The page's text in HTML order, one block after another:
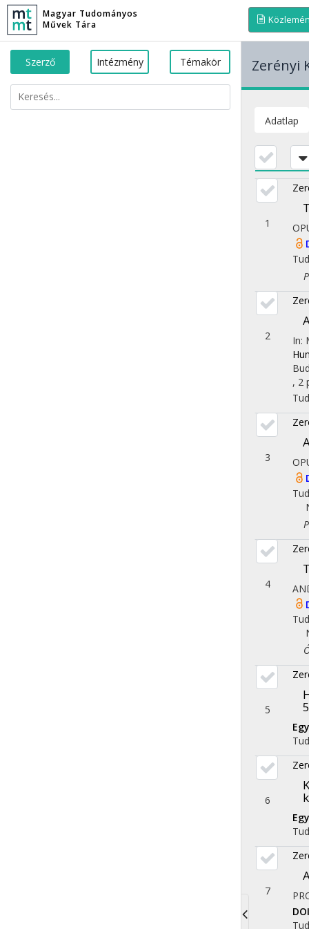
Magyar Tudományos
Művek Tára
Szerző Intézmény Témakör Zerényi
Adatlap
1
2 In:
, 2
3
4
5
6
7
DOI